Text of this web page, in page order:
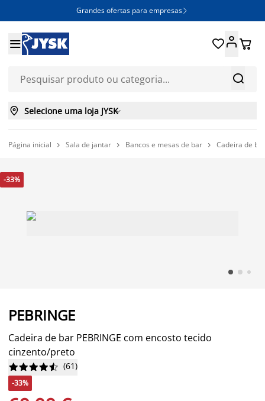
Grandes ofertas para empresas 


 
 Selecione uma loja JYSK
Página inicial  Sala de jantar  Bancos e mesas de bar  Cadeira de
-33%
PEBRINGE
Cadeira de bar PEBRINGE com encosto tecido
cinzento/preto





 (61)
-33%